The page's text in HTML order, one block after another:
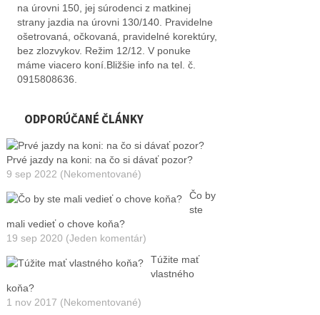
na úrovni 150, jej súrodenci z matkinej
strany jazdia na úrovni 130/140. Pravidelne
ošetrovaná, očkovaná, pravidelné korektúry,
bez zlozvykov. Režim 12/12. V ponuke
máme viacero koní.Bližšie info na tel. č.
0915808636.
ODPORÚČANÉ ČLÁNKY
Prvé jazdy na koni: na čo si dávať pozor?
9 sep 2022 (Nekomentované)
Čo by
ste
mali vedieť o chove koňa?
19 sep 2020 (Jeden komentár)
Túžite mať
vlastného
koňa?
1 nov 2017 (Nekomentované)